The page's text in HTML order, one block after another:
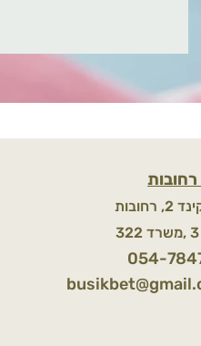
רחובות
רחובות
054-